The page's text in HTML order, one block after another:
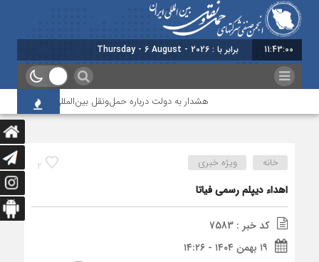
11:43:01 برابر با : Thursday - 6 August - 2026
هشدار به دولت درباره حمل‌ونقل بین‌المللی؛ شرکت‌ها زیر
2 خانه ویژه خبری
اهداء دیپلم رسمی فیاتا
کد خبر : 7583
۱۹ بهمن ۱۴۰۴ - ۱۴:۲۶